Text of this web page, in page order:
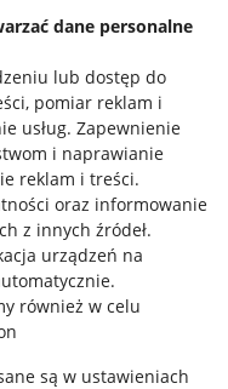
dane personalne
lub dostęp do
pomiar reklam i
usług. Zapewnienie
i naprawianie
reklam i treści.
oraz informowanie
z innych źródeł.
urządzeń na
.
również w celu
są w ustawieniach